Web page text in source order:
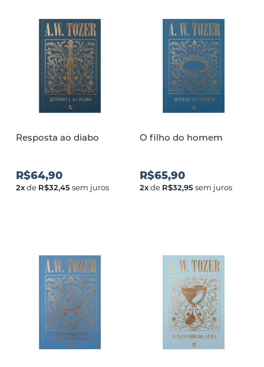
Resposta ao diabo
R$64,90
2xde R$32,45sem juros
O filho do homem
R$65,90
2xde R$32,95sem juros